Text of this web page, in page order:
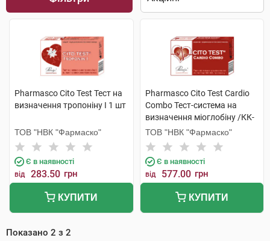
Pharmasco Cito Test Тест на
визначення тропоніну І 1 шт
ТОВ "НВК "Фармаско"
Є в наявності
від 283.50 грн
КУПИТИ
Pharmasco Cito Test Cardio
Combo Тест-система на
визначення міоглобіну /КК-
МВ/тропоніну I 1 шт
ТОВ "НВК "Фармаско"
Є в наявності
від 577.00 грн
КУПИТИ
Показано 2 з 2